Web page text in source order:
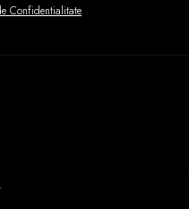
Confidentialitate